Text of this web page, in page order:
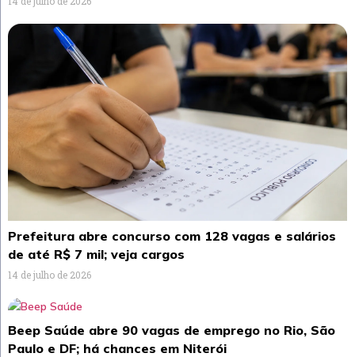
Prefeitura abre concurso com 128 vagas e salários
de até R$ 7 mil; veja cargos
14 de julho de 2026
Beep Saúde abre 90 vagas de emprego no Rio, São
Paulo e DF; há chances em Niterói